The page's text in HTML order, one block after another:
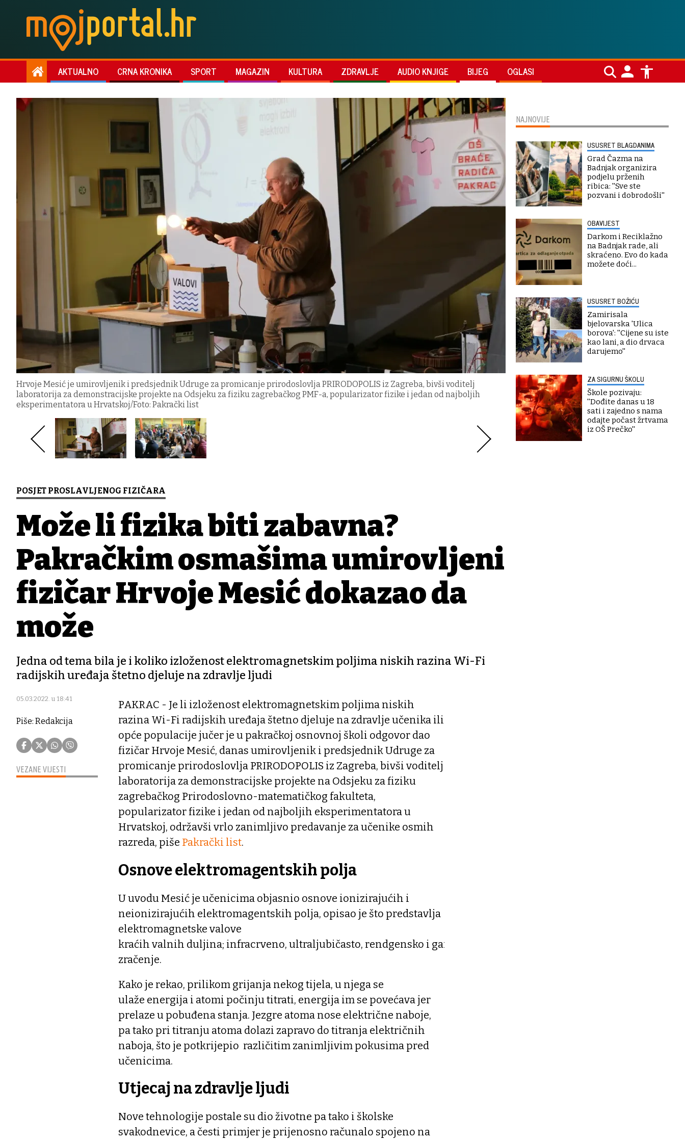
AKTUALNO CRNA KRONIKA SPORT MAGAZIN KULTURA ZDRAVLJE AUDIO KNJIGE BIJEG OGLASI
Hrvoje Mesić je umirovljenik i predsjednik Udruge za promicanje prirodoslovlja PRIRODOPOLIS iz Zagreba, bivši voditelj
laboratorija za demonstracijske projekte na Odsjeku za fiziku zagrebačkog PMF-a, popularizator fizike i jedan od najboljih
eksperimentatora u Hrvatskoj/Foto: Pakrački list
POSJET PROSLAVLJENOG FIZIČARA
Može li fizika biti zabavna?
Pakračkim osmašima umirovljeni
fizičar Hrvoje Mesić dokazao da
može
Jedna od tema bila je i koliko izloženost elektromagnetskim poljima niskih razina Wi-Fi
radijskih uređaja štetno djeluje na zdravlje ljudi
05.03.2022. u 18:41
Piše: Redakcija
VEZANE VIJESTI
PAKRAC - Je li izloženost elektromagnetskim poljima niskih
razina Wi-Fi radijskih uređaja štetno djeluje na zdravlje učenika ili
opće populacije jučer je u pakračkoj osnovnoj školi odgovor dao
fizičar Hrvoje Mesić, danas umirovljenik i predsjednik Udruge za
promicanje prirodoslovlja PRIRODOPOLIS iz Zagreba, bivši voditelj
laboratorija za demonstracijske projekte na Odsjeku za fiziku
zagrebačkog Prirodoslovno-matematičkog fakulteta,
popularizator fizike i jedan od najboljih eksperimentatora u
Hrvatskoj, održavši vrlo zanimljivo predavanje za učenike osmih
razreda, piše Pakrački list.
Osnove elektromagentskih polja
U uvodu Mesić je učenicima objasnio osnove ionizirajućih i
neionizirajućih elektromagentskih polja, opisao je što predstavlja
elektromagnetske valove
kraćih valnih duljina; infracrveno, ultraljubičasto, rendgensko i gama-
zračenje.
Kako je rekao, prilikom grijanja nekog tijela, u njega se
ulaže energija i atomi počinju titrati, energija im se povećava jer
prelaze u pobuđena stanja. Jezgre atoma nose električne naboje,
pa tako pri titranju atoma dolazi zapravo do titranja električnih
naboja, što je potkrijepio različitim zanimljivim pokusima pred
učenicima.
Utjecaj na zdravlje ljudi
Nove tehnologije postale su dio životne pa tako i školske
svakodnevice, a česti primjer je prijenosno računalo spojeno na
NAJNOVIJE
USUSRET BLAGDANIMA
Grad Čazma na
Badnjak organizira
podjelu prženih
ribica: ''Sve ste
pozvani i dobrodošli''
OBAVIJEST
Darkom i Reciklažno
na Badnjak rade, ali
skraćeno. Evo do kada
možete doći...
USUSRET BOŽIĆU
Zamirisala
bjelovarska 'Ulica
borova': ''Cijene su iste
kao lani, a dio drvaca
darujemo''
ZA SIGURNU ŠKOLU
Škole pozivaju:
''Dođite danas u 18
sati i zajedno s nama
odajte počast žrtvama
iz OŠ Prečko''